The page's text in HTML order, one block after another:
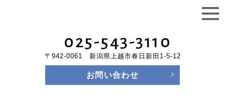
025-543-3110
〒942-0061 新潟県上越市春日新田1-5-12
お問い合わせ